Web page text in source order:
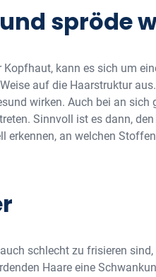
spröde
kann es sich um
auf die Haarstruktur
wirken. Auch bei an sich
Sinnvoll ist es dann,
an welchen
schlecht zu frisieren
Haare eine